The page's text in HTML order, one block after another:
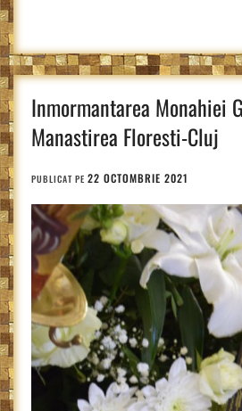
Inmormantarea Monahiei
Manastirea Floresti-Cluj
PUBLICAT PE 22 OCTOMBRIE 2021